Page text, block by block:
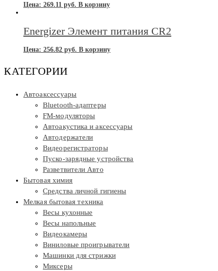
Цена: 269.11 руб. В корзину
Energizer Элемент питания CR2
Цена: 256.82 руб. В корзину
КАТЕГОРИИ
Автоаксессуары
Bluetooth-адаптеры
FM-модуляторы
Автоакустика и аксессуары
Автодержатели
Видеорегистраторы
Пуско-зарядные устройства
Разветвители Авто
Бытовая химия
Средства личной гигиены
Мелкая бытовая техника
Весы кухонные
Весы напольные
Видеокамеры
Виниловые проигрыватели
Машинки для стрижки
Миксеры